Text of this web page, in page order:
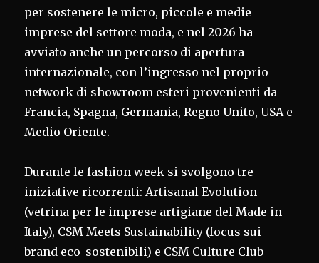
per sostenere le micro, piccole e medie
imprese del settore moda, e nel 2026 ha
avviato anche un percorso di apertura
internazionale, con l’ingresso nel proprio
network di showroom esteri provenienti da
Francia, Spagna, Germania, Regno Unito, USA e
Medio Oriente.
Durante le fashion week si svolgono tre
iniziative ricorrenti: Artisanal Evolution
(vetrina per le imprese artigiane del Made in
Italy), CSM Meets Sustainability (focus sui
brand eco-sostenibili) e CSM Culture Club